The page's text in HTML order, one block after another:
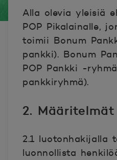
Alla olevia yleisiä
POP Pikalainalle,
toimii Bonum
pankki). Bonum
POP Pankki -
pankkiryhmä).
2. Määritelmät
2.1 luotonhakijalla
luonnollista